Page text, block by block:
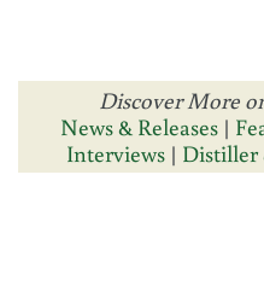
Discover More
News & Releases |
Interviews | Distiller